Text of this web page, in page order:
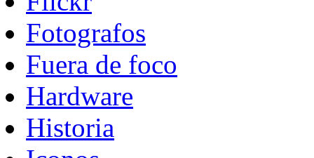
Fotografos
Fuera de foco
Hardware
Historia